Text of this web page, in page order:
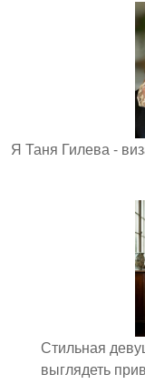
Я Таня Гилева -
Стильная
выглядеть